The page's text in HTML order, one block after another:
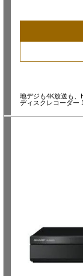
地デジも4K放送も、
ディスクレコーダー